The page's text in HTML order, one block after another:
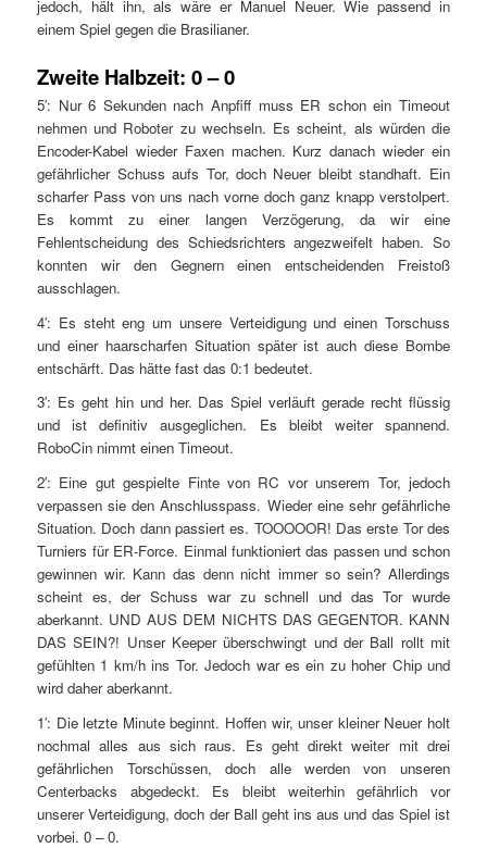
jedoch, hält ihn, als wäre er Manuel Neuer. Wie passend in
einem Spiel gegen die Brasilianer.
Zweite Halbzeit: 0 – 0
5′: Nur 6 Sekunden nach Anpfiff muss ER schon ein Timeout
nehmen und Roboter zu wechseln. Es scheint, als würden die
Encoder-Kabel wieder Faxen machen. Kurz danach wieder ein
gefährlicher Schuss aufs Tor, doch Neuer bleibt standhaft. Ein
scharfer Pass von uns nach vorne doch ganz knapp verstolpert.
Es kommt zu einer langen Verzögerung, da wir eine
Fehlentscheidung des Schiedsrichters angezweifelt haben. So
konnten wir den Gegnern einen entscheidenden Freistoß
ausschlagen.
4′: Es steht eng um unsere Verteidigung und einen Torschuss
und einer haarscharfen Situation später ist auch diese Bombe
entschärft. Das hätte fast das 0:1 bedeutet.
3′: Es geht hin und her. Das Spiel verläuft gerade recht flüssig
und ist definitiv ausgeglichen. Es bleibt weiter spannend.
RoboCin nimmt einen Timeout.
2′: Eine gut gespielte Finte von RC vor unserem Tor, jedoch
verpassen sie den Anschlusspass. Wieder eine sehr gefährliche
Situation. Doch dann passiert es. TOOOOOR! Das erste Tor des
Turniers für ER-Force. Einmal funktioniert das passen und schon
gewinnen wir. Kann das denn nicht immer so sein? Allerdings
scheint es, der Schuss war zu schnell und das Tor wurde
aberkannt. UND AUS DEM NICHTS DAS GEGENTOR. KANN
DAS SEIN?! Unser Keeper überschwingt und der Ball rollt mit
gefühlten 1 km/h ins Tor. Jedoch war es ein zu hoher Chip und
wird daher aberkannt.
1′: Die letzte Minute beginnt. Hoffen wir, unser kleiner Neuer holt
nochmal alles aus sich raus. Es geht direkt weiter mit drei
gefährlichen Torschüssen, doch alle werden von unseren
Centerbacks abgedeckt. Es bleibt weiterhin gefährlich vor
unserer Verteidigung, doch der Ball geht ins aus und das Spiel ist
vorbei. 0 – 0.